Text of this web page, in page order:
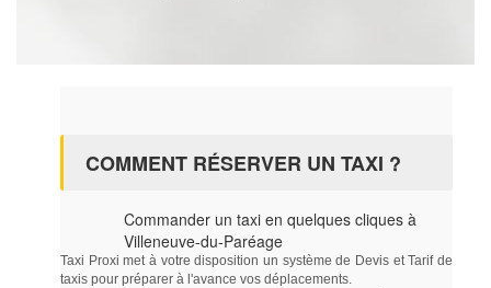
COMMENT RÉSERVER UN TAXI ?
Commander un taxi en quelques cliques à
Villeneuve-du-Paréage
Taxi Proxi met à votre disposition un système de Devis et Tarif de
taxis pour préparer à l'avance vos déplacements.